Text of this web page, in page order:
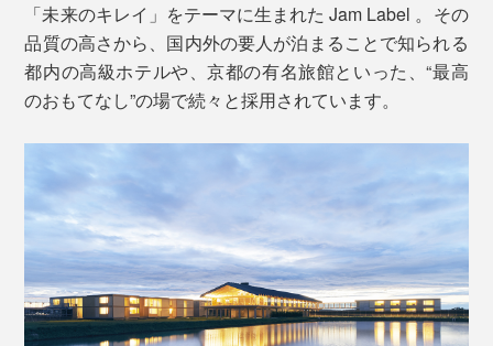
※髪が長い人やオイリー肌の人は、髪を洗った後の泡が足りなくなる場合がありま
す。そのときは、シャンプーを継ぎ足して、再びよく泡立ててください
全身を洗ったら、一気にシャワーで流して、お風呂は終
了。
「未来のキレイ」をテーマに生まれた Jam Label 。その
品質の高さから、国内外の要人が泊まることで知られる
都内の高級ホテルや、京都の有名旅館といった、“最高
のおもてなし”の場で続々と採用されています。